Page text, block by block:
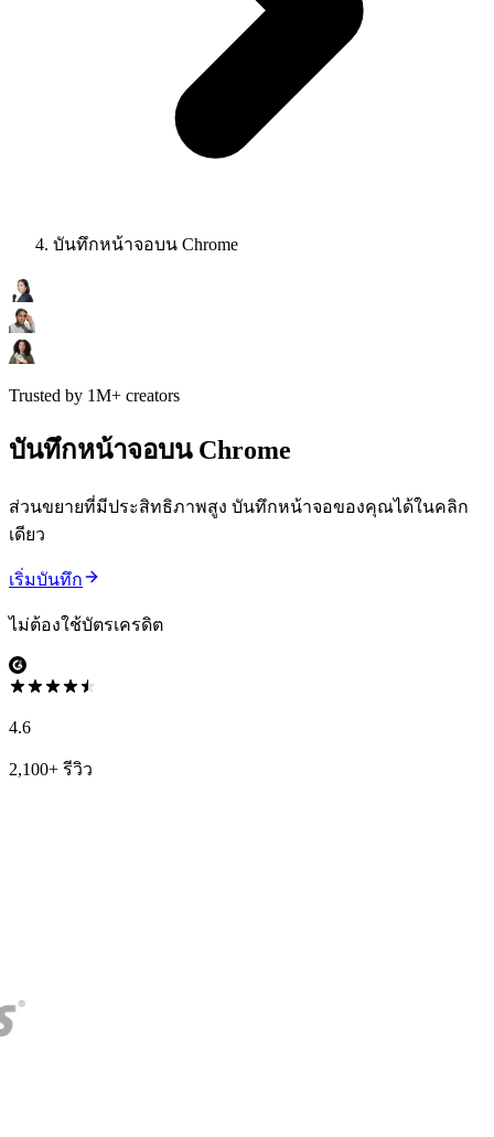
บันทึกหน้าจอบน Chrome
Trusted by 1M+ creators
บันทึกหน้าจอบน Chrome
ส่วนขยายที่มีประสิทธิภาพสูง บันทึกหน้าจอของคุณได้ในคลิก
เดียว
เริ่มบันทึก
ไม่ต้องใช้บัตรเครดิต
4.6
2,100+ รีวิว